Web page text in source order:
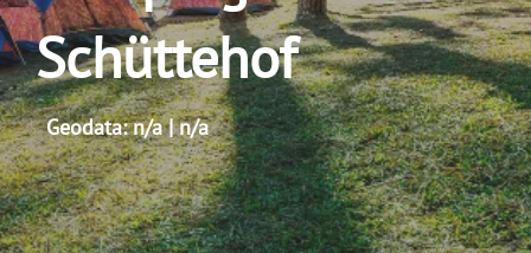
Schüttehof
Geodata: n/a | n/a